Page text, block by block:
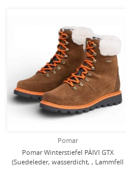
Pomar
Pomar Winterstiefel PÄIVI GTX
(Suedeleder, wasserdicht, , Lammfell